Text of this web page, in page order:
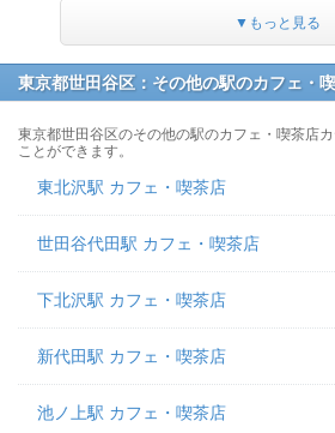
▼もっと見る
東京都世田谷区：その他の駅のカフェ・
東京都世田谷区のその他の駅のカフェ・喫茶店
ことができます。
東北沢駅 カフェ・喫茶店
世田谷代田駅 カフェ・喫茶店
下北沢駅 カフェ・喫茶店
新代田駅 カフェ・喫茶店
池ノ上駅 カフェ・喫茶店